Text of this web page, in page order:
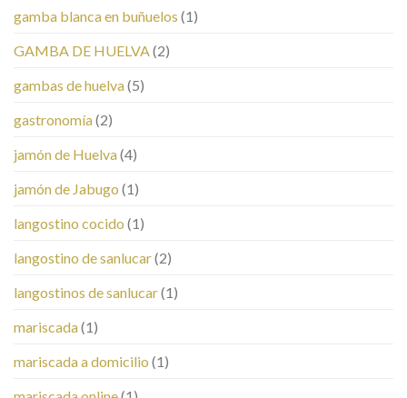
gamba blanca en buñuelos (1)
GAMBA DE HUELVA(2)
gambas de huelva(5)
gastronomía(2)
jamón de Huelva(4)
jamón de Jabugo (1)
langostino cocido (1)
langostino de sanlucar(2)
langostinos de sanlucar(1)
mariscada(1)
mariscada a domicilio (1)